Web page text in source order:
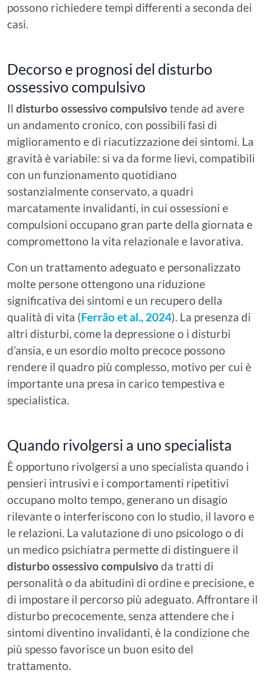
possono richiedere tempi differenti a seconda dei
casi.
Decorso e prognosi del disturbo
ossessivo compulsivo
Il disturbo ossessivo compulsivotende ad avere
un andamento cronico, con possibili fasi di
miglioramento e di riacutizzazione dei sintomi. La
gravità è variabile: si va da forme lievi, compatibili
con un funzionamento quotidiano
sostanzialmente conservato, a quadri
marcatamente invalidanti, in cui ossessioni e
compulsioni occupano gran parte della giornata e
compromettono la vita relazionale e lavorativa.
Con un trattamento adeguato e personalizzato
molte persone ottengono una riduzione
significativa dei sintomi e un recupero della
qualità di vita (Ferrão et al., 2024). La presenza di
altri disturbi, come la depressione o i disturbi
d’ansia, e un esordio molto precoce possono
rendere il quadro più complesso, motivo per cui è
importante una presa in carico tempestiva e
specialistica.
Quando rivolgersi a uno specialista
È opportuno rivolgersi a uno specialista quando i
pensieri intrusivi e i comportamenti ripetitivi
occupano molto tempo, generano un disagio
rilevante o interferiscono con lo studio, il lavoro e
le relazioni. La valutazione di uno psicologo o di
un medico psichiatra permette di distinguere il
disturbo ossessivo compulsivoda tratti di
personalità o da abitudini di ordine e precisione, e
di impostare il percorso più adeguato. Affrontare il
disturbo precocemente, senza attendere che i
sintomi diventino invalidanti, è la condizione che
più spesso favorisce un buon esito del
trattamento.